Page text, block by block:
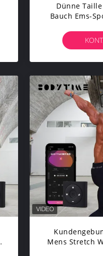
Dünne
Bauch Ems-
Mens Stretch